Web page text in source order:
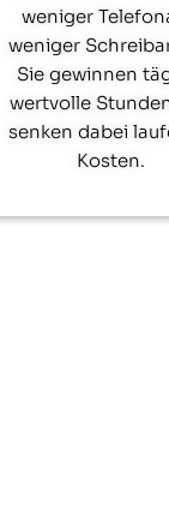
weniger
weniger
Sie gewinnen
wertvolle
senken dabei
Kosten.